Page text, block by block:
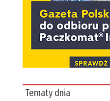
Tematy dnia